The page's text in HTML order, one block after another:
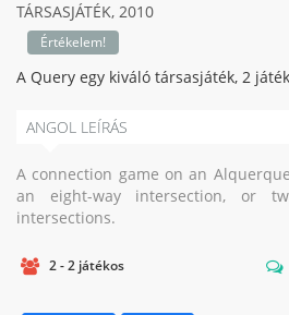
TÁRSASJÁTÉK, 2010
Értékelem!
A Query egy kiváló társasjáték, 2
ANGOL LEÍRÁS
A connection game on an
an eight-way intersection, or
intersections.
2 - 2 játékos